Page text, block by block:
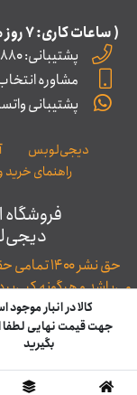
کالا در انبار موجود
جهت قیمت نهایی لطفا
بگیرید
( ساعات کاری: ۷ روز ﻫﻔﺘﻪ، ۲۴ ﺳﺎﻋﺘﻪ )
پشتیبانی: 02133995880
مشاوره انتخاب کالا:
پشتیبانی واتساپ:
دیجی‌لوبس
راهنمای خرید
فروشگاه
حق نشر
می‌باشد و هرگونه